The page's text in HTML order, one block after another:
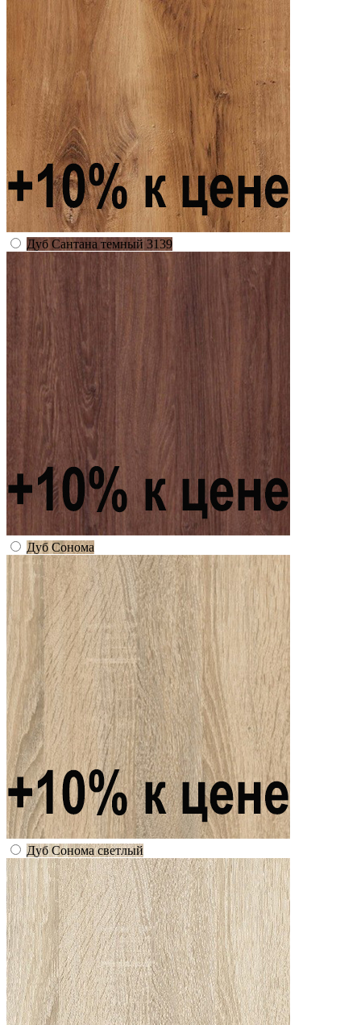
Дуб Сантана темный 3139
Дуб Сонома
Дуб Сонома светлый